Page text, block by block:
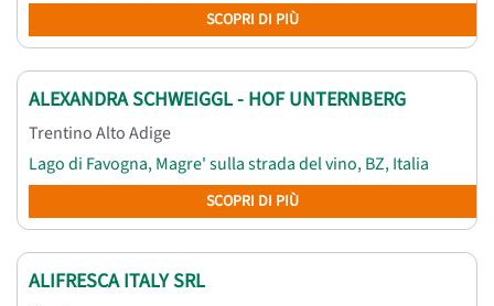
SCOPRI DI PIÙ
ALEXANDRA SCHWEIGGL - HOF UNTERNBERG
Trentino Alto Adige
Lago di Favogna, Magre' sulla strada del vino, BZ, Italia
SCOPRI DI PIÙ
ALIFRESCA ITALY SRL